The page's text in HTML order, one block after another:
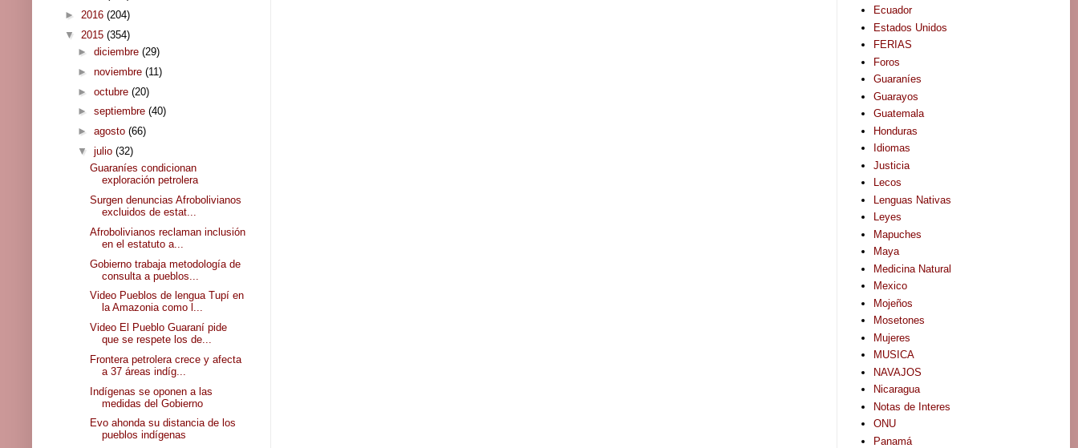
► 2016 (204)
▼ 2015 (354)
► diciembre (29)
► noviembre (11)
► octubre (20)
► septiembre (40)
► agosto (66)
▼ julio (32)
Guaraníes condicionan
exploración petrolera
Surgen denuncias Afrobolivianos
excluidos de estat...
Afrobolivianos reclaman inclusión
en el estatuto a...
Gobierno trabaja metodología de
consulta a pueblos...
Video Pueblos de lengua Tupí en
la Amazonia como l...
Video El Pueblo Guaraní pide
que se respete los de...
Frontera petrolera crece y afecta
a 37 áreas indíg...
Indígenas se oponen a las
medidas del Gobierno
Evo ahonda su distancia de los
pueblos indígenas
Ecuador
Estados Unidos
FERIAS
Foros
Guaraníes
Guarayos
Guatemala
Honduras
Idiomas
Justicia
Lecos
Lenguas Nativas
Leyes
Mapuches
Maya
Medicina Natural
Mexico
Mojeños
Mosetones
Mujeres
MUSICA
NAVAJOS
Nicaragua
Notas de Interes
ONU
Panamá